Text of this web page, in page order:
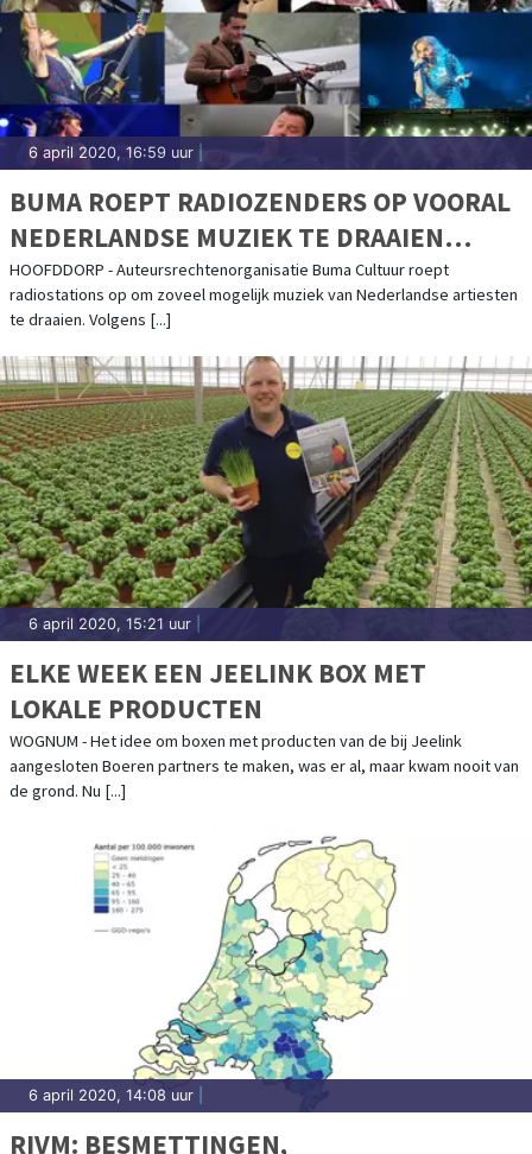
6 april 2020, 16:59 uur
BUMA ROEPT RADIOZENDERS OP VOORAL
NEDERLANDSE MUZIEK TE DRAAIEN
TIJDENS CRISIS
HOOFDDORP - Auteursrechtenorganisatie Buma Cultuur roept
radiostations op om zoveel mogelijk muziek van Nederlandse artiesten
te draaien. Volgens [...]
6 april 2020, 15:21 uur
ELKE WEEK EEN JEELINK BOX MET
LOKALE PRODUCTEN
WOGNUM - Het idee om boxen met producten van de bij Jeelink
aangesloten Boeren partners te maken, was er al, maar kwam nooit van
de grond. Nu [...]
6 april 2020, 14:08 uur
RIVM: BESMETTINGEN,